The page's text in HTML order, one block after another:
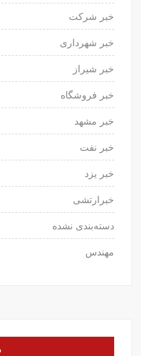
خبر شرکت
خبر شهرداری
خبر شیراز
خبر فروشگاه
خبر مشهد
خبر نفت
خبر یزد
خبرارتشی
دسته‌بندی نشده
مهندس